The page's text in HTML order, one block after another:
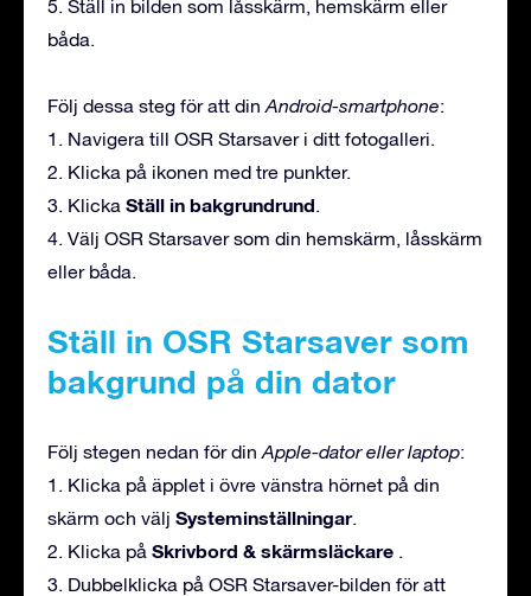
5. Ställ in bilden som låsskärm, hemskärm eller
båda.
Följ dessa steg för att din Android-smartphone:
1. Navigera till OSR Starsaver i ditt fotogalleri.
2. Klicka på ikonen med tre punkter.
3. Klicka Ställ in bakgrundrund
4. Välj OSR Starsaver som din hemskärm, låsskärm
eller båda.
Ställ in OSR Starsaver som
bakgrund på din dator
Följ stegen nedan för din Apple-dator eller laptop:
1. Klicka på äpplet i övre vänstra hörnet på din
skärm och välj Systeminställningar.
2. Klicka på Skrivbord & skärmsläckare
3. Dubbelklicka på OSR Starsaver-bilden för att